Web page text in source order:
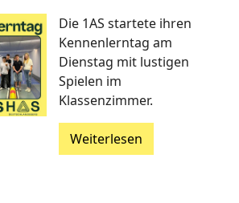
Die 1AS startete ihren
Kennenlerntag am
Dienstag mit lustigen
Spielen im
Klassenzimmer.
Weiterlesen